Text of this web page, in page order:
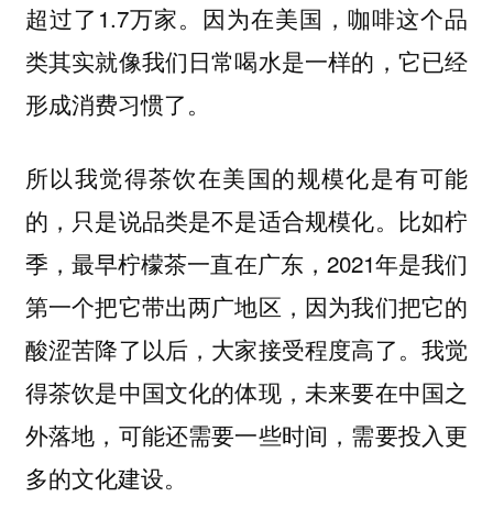
超过了1.7万家。因为在美国，咖啡这个品
类其实就像我们日常喝水是一样的，它已经
形成消费习惯了。
所以我觉得茶饮在美国的规模化是有可能
的，只是说品类是不是适合规模化。比如柠
季，最早柠檬茶一直在广东，2021年是我们
第一个把它带出两广地区，因为我们把它的
酸涩苦降了以后，大家接受程度高了。我觉
得茶饮是中国文化的体现，未来要在中国之
外落地，可能还需要一些时间，需要投入更
多的文化建设。